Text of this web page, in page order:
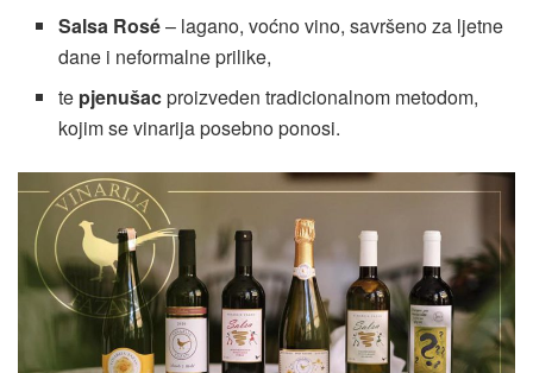
Salsa Rosé– lagano, voćno vino, savršeno za ljetne
dane i neformalne prilike,
te pjenušacproizveden tradicionalnom metodom,
kojim se vinarija posebno ponosi.